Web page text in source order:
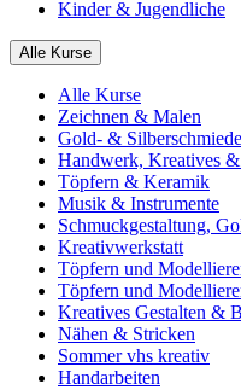
Kinder & Jugendliche
Alle Kurse
Alle Kurse
Zeichnen & Malen
Gold- &
Handwerk, Kreatives
Töpfern & Keramik
Musik & Instrumente
Schmuckgestaltung,
Kreativwerkstatt
Töpfern und
Töpfern und
Kreatives Gestalten &
Nähen & Stricken
Sommer vhs kreativ
Handarbeiten